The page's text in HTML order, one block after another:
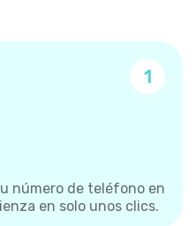
1
número de teléfono en
en solo unos clics.